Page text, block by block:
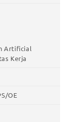
Artificial
Kerja
OE